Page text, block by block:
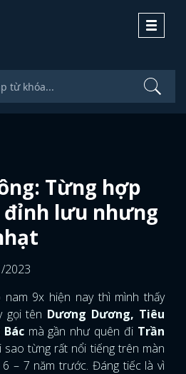
Toggle
Từng hợp
lưu nhưng
2023
9x hiện nay thì mình thấy
gọi tên Dương Dương, Tiêu
mà gần như quên đi Trần
sao từng rất nổi tiếng trên màn
– 7 năm trước. Đáng tiếc là vì